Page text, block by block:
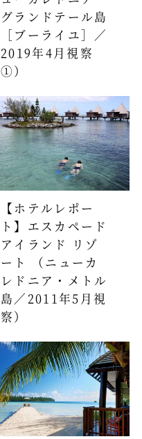
グランドテール島
［ブーライユ］／
2019年4月視察
①）
【ホテルレポー
ト】エスカペード
アイランド リゾ
ート （ニューカ
レドニア・メトル
島／2011年5月視
察）